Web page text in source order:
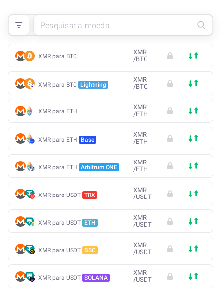
XMR para BTC
XMR
/BTC
XMR para BTC Lightning
XMR
/BTC
XMR para ETH
XMR
/ETH
XMR para ETH Base
XMR
/ETH
XMR para ETH Arbitrum ONE
XMR
/ETH
XMR para USDT TRX
XMR
/USDT
XMR para USDT ETH
XMR
/USDT
XMR para USDT BSC
XMR
/USDT
XMR para USDT SOLANA
XMR
/USDT